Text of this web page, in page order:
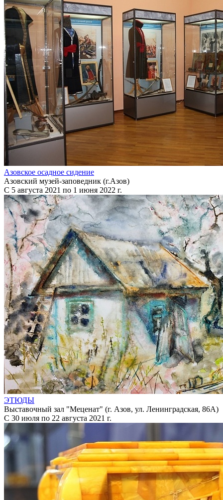
Азовское осадное сидение
Азовский музей-заповедник (г.Азов)
С 5 августа 2021 по 1 июня 2022 г.
ЭТЮДЫ
Выставочный зал "Меценат" (г. Азов, ул. Ленинградская, 86А)
С 30 июля по 22 августа 2021 г.